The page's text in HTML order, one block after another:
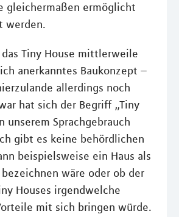
gleichermaßen ermöglicht
werden.
das Tiny House mittlerweile
anerkanntes Baukonzept –
allerdings noch
hat sich der Begriff „Tiny
unserem Sprachgebrauch
gibt es keine behördlichen
beispielsweise ein Haus als
wäre oder ob der
Houses irgendwelche
mit sich bringen würde.